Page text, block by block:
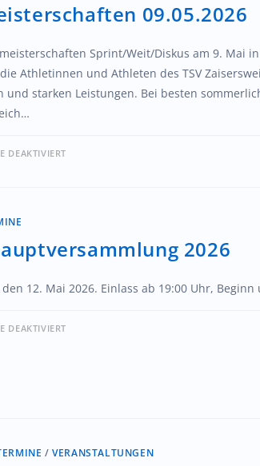
09.05.2026
Sprint/Weit/Diskus am 9. Mai
Athletinnen und Athleten des TSV
und starken Leistungen. Bei besten
DEAKTIVIERT
2026
12. Mai 2026. Einlass ab 19:00 Uhr, Beginn
DEAKTIVIERT
/VERANSTALTUNGEN